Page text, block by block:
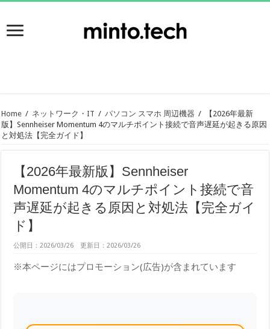
Home / ネットワーク・IT / パソコン スマホ 周辺機器 /
【2026年最新
版】Sennheiser Momentum 4のマルチポイント接続で音声遅延が起きる原因
と対処法【完全ガイド】
【2026年最新版】Sennheiser
Momentum 4のマルチポイント接続で音
声遅延が起きる原因と対処法【完全ガイ
ド】
公開日：2026/03/26 更新日：2026/03/26
※本ページにはプロモーション(広告)が含まれています